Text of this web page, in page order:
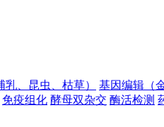
、昆虫、枯草） 基因编辑（
免疫组化 酵母双杂交 酶活检测